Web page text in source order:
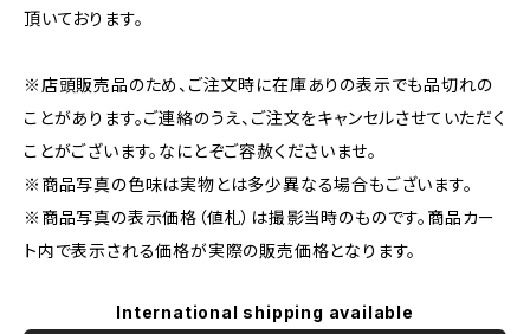
頂いております。
※店頭販売品のため、ご注文時に在庫ありの表示でも品切れの
ことがあります。ご連絡のうえ、ご注文をキャンセルさせていただく
ことがございます。なにとぞご容赦くださいませ。
※商品写真の色味は実物とは多少異なる場合もございます。
※商品写真の表示価格（値札）は撮影当時のものです。商品カー
ト内で表示される価格が実際の販売価格となります。
International shipping available